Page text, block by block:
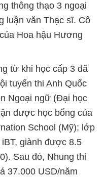
thông thạo 3 ngoại
luận văn Thạc sĩ. Cô
Hoa hậu Hương
từ khi học cấp 3 đã
tuyển thi Anh Quốc
Ngoại ngữ (Đại học
được học bổng của
School (Mỹ); lớp
giành được 8.5
Sau đó, Nhung thi
37.000 USD/năm